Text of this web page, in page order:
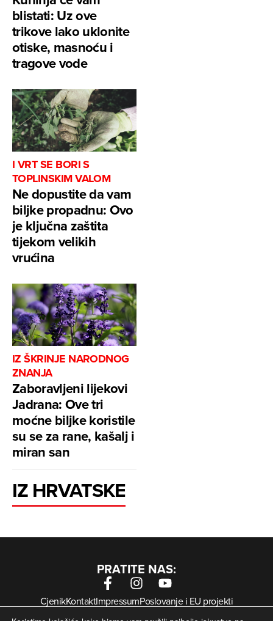
blistati: Uz ove
trikove lako uklonite
otiske, masnoću i
tragove vode
I VRT SE BORI S
TOPLINSKIM VALOM
Ne dopustite da vam
biljke propadnu: Ovo
je ključna zaštita
tijekom velikih
vrućina
IZ ŠKRINJE NARODNOG
ZNANJA
Zaboravljeni lijekovi
Jadrana: Ove tri
moćne biljke koristile
su se za rane, kašalj i
miran san
IZ HRVATSKE
PRATITE NAS:
CjenikKontaktImpressumPoslovanje i EU projekti
Arhiva digitalnih novina
Uvjeti korištenjaZaštita privatnosti